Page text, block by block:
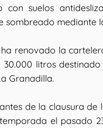
con suelos
sombreado mediante
ha renovado la
litros
Granadilla.
de la clausura de
el pasado